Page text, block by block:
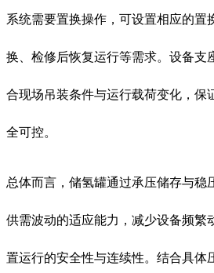
系统需要置换操作，可设置相应的置
换、检修后恢复运行等需求。设备支
合现场吊装条件与运行载荷变化，保
全可控。
总体而言，储氢罐通过承压储存与稳
供需波动的适应能力，减少设备频繁
置运行的安全性与连续性。结合具体